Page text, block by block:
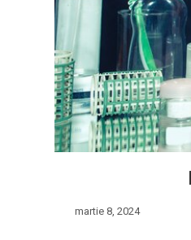
martie 8, 2024